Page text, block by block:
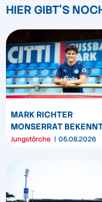
HIER GIBT'S
MARK RICHTER
MONSERRAT
SICH LANGFRISTIG ZUR
Jungstörche 05.08.2026